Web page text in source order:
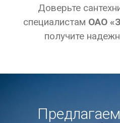
Доверьте
специалистам ОАО
получите